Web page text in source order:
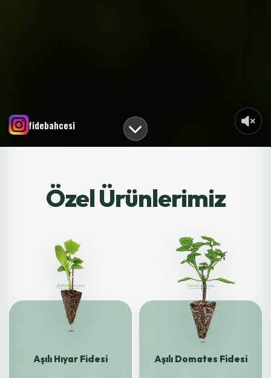
fidebahcesi
Özel Ürünlerimiz
Aşılı Hıyar Fidesi Aşılı Domates Fidesi